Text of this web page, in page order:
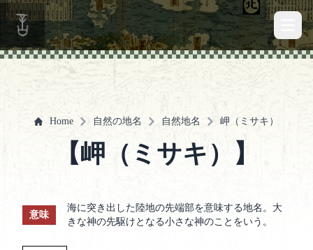
Home 自然の地名 自然地名 岬（ミサキ）
【岬（ミサキ）】
意味
海に突き出した陸地の先端部を意味する地名。大
きな神の先駆けとなる小さな神のことをいう。